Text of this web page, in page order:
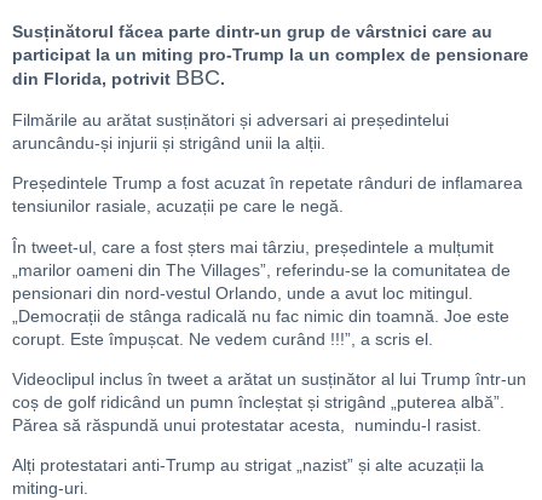
Susținătorul făcea parte dintr-un grup de vârstnici care au
participat la un miting pro-Trump la un complex de pensionare
din Florida, potrivit BBC.
Filmările au arătat susținători și adversari ai președintelui
aruncându-și injurii și strigând unii la alții.
Președintele Trump a fost acuzat în repetate rânduri de inflamarea
tensiunilor rasiale, acuzații pe care le negă.
În tweet-ul, care a fost șters mai târziu, președintele a mulțumit
„marilor oameni din The Villages”, referindu-se la comunitatea de
pensionari din nord-vestul Orlando, unde a avut loc mitingul.
„Democrații de stânga radicală nu fac nimic din toamnă. Joe este
corupt. Este împușcat. Ne vedem curând !!!”, a scris el.
Videoclipul inclus în tweet a arătat un susținător al lui Trump într-un
coș de golf ridicând un pumn încleștat și strigând „puterea albă”.
Părea să răspundă unui protestatar acesta, numindu-l rasist.
Alți protestatari anti-Trump au strigat „nazist” și alte acuzații la
miting-uri.